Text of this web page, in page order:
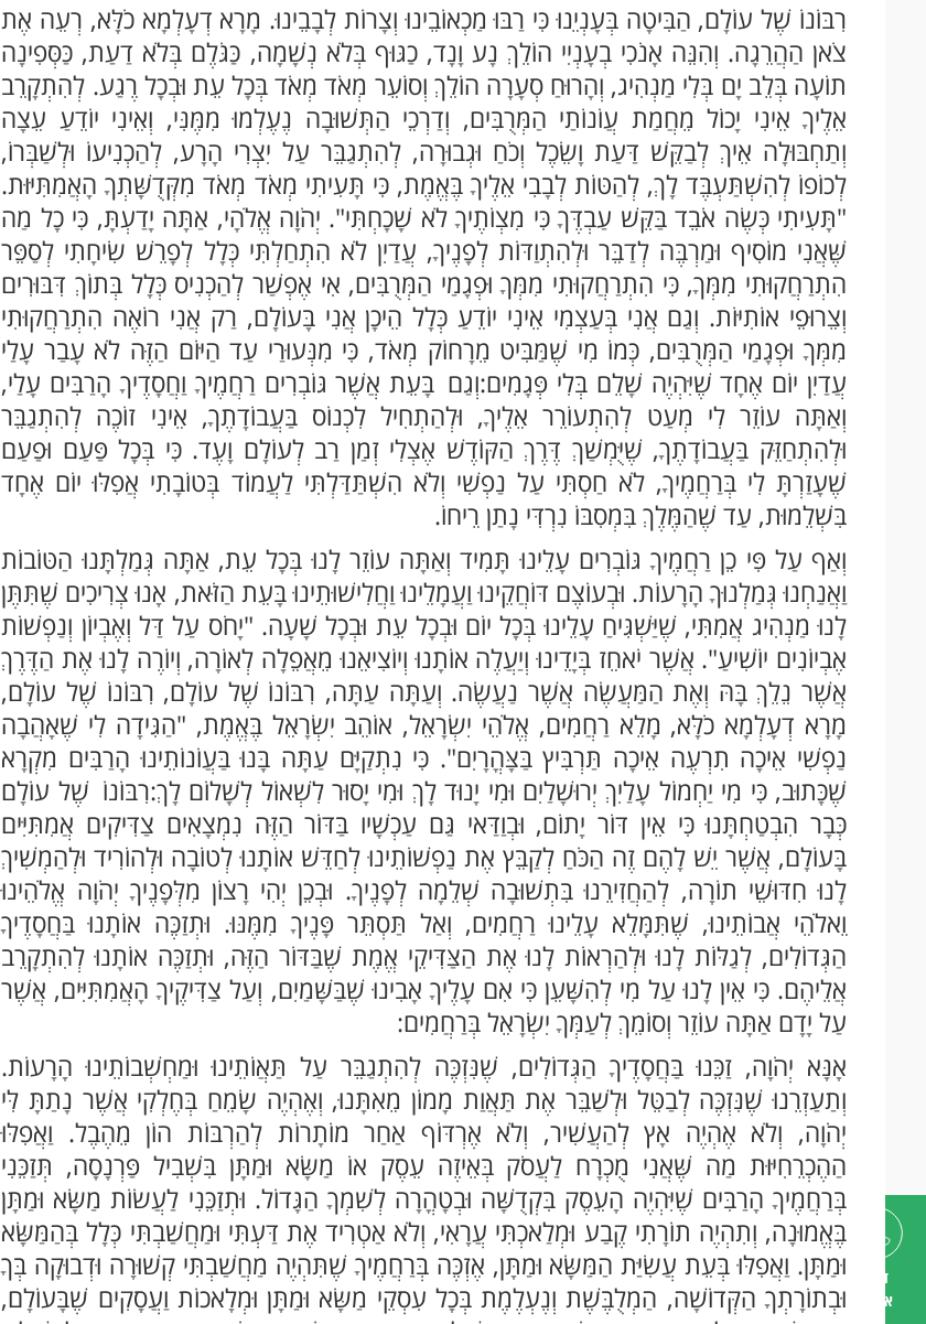
דברו
איתנו
רִבּוֹנוֹ שֶׁל עוֹלָם, הַבִּיטָה בְּעָנְיֵנוּ כִּי רַבּוּ מַכְאוֹבֵינוּ וְצָרוֹת לְבָבֵינוּ. מָרָא דְעָלְמָא כֹלָּא, רְעֵה אֶת
צֹאן הַהֲרֵגָה. וְהִנֵּה אָנֹכִי בְעָנְיִי הוֹלֵךְ נָע וָנָד, כַגּוּף בְּלֹא נְשָׁמָה, כַּגֹּלֶם בְּלֹא דַעַת, כַּסְּפִינָה
תוֹעָה בְּלֵב יָם בְּלִי מַנְהִיג, וְהָרוּחַ סְעָרָה הוֹלֵךְ וְסוֹעֵר מְאֹד מְאֹד בְּכָל עֵת וּבְכָל רֶגַע. לְהִתְקָרֵב
אֵלֶיךָ אֵינִי יָכוֹל מֵחֲמַת עֲוֹנוֹתַי הַמְּרֻבִּים, וְדַרְכֵי הַתְּשׁוּבָה נֶעֶלְמוּ מִמֶּנִּי, וְאֵינִי יוֹדֵעַ עֵצָה
וְתַחְבּוּלָה אֵיךְ לְבַקֵּשׁ דַּעַת וָשֵׂכֶל וְכֹחַ וּגְבוּרָה, לְהִתְגַבֵּר עַל יִצְרִי הָרָע, לְהַכְנִיעוֹ וּלְשַׁבְּרוֹ,
לְכוֹפוֹ לְהִשְׁתַּעְבֶּד לָךְ, לְהַטּוֹת לְבָבִי אֵלֶיךָ בֶּאֱמֶת, כִּי תָּעִיתִי מְאֹד מְאֹד מִקְּדֻשָּׁתְךָ הָאֲמִתִּיּוּת.
"תָּעִיתִי כְּשֶׂה אֹבֵד בַּקֵּשׁ עַבְדֶּךָ כִּי מִצְוֹתֶיךָ לֹא שָׁכָחְתִּי". יְהֹוָה אֱלֹהָי, אַתָּה יָדַעְתָּ, כִּי כָל מַה
שֶּׁאֲנִי מוֹסִיף וּמַרְבֶּה לְדַבֵּר וּלְהִתְוַדּוֹת לְפָנֶיךָ, עֲדַיִן לֹא הִתְחַלְתִּי כְּלָל לְפָרֵשׁ שִׂיחָתִי לְסַפֵּר
הִתְרַחֲקוּתִי מִמְּךָ, כִּי הִתְרַחֲקוּתִי מִמְּךָ וּפְגָמַי הַמְּרֻבִּים, אִי אֶפְשַׁר לְהַכְנִיס כְּלָל בְּתוֹךְ דִּבּוּרִים
וְצֵרוּפֵי אוֹתִיּוֹת. וְגַם אֲנִי בְּעַצְמִי אֵינִי יוֹדֵעַ כְּלָל הֵיכָן אֲנִי בָּעוֹלָם, רַק אֲנִי רוֹאֶה הִתְרַחֲקוּתִי
מִמְּךָ וּפְגָמַי הַמְּרֻבִּים, כְּמוֹ מִי שֶׁמַּבִּיט מֵרָחוֹק מְאֹד, כִּי מִנְּעוּרַי עַד הַיּוֹם הַזֶּה לֹא עָבַר עָלַי
עֲדַיִן יוֹם אֶחָד שֶׁיִּהְיֶה שָׁלֵם בְּלִי פְּגָמִים: וְגַם בָּעֵת אֲשֶׁר גּוֹבְרִים רַחֲמֶיךָ וַחֲסָדֶיךָ הָרַבִּים עָלַי,
וְאַתָּה עוֹזֵר לִי מְעַט לְהִתְעוֹרֵר אֵלֶיךָ, וּלְהַתְחִיל לִכְנוֹס בַּעֲבוֹדָתֶךָ, אֵינִי זוֹכֶה לְהִתְגַבֵּר
וּלְהִתְחַזֵּק בַּעֲבוֹדָתֶךָ, שֶׁיֻּמְשַׁךְ דֶּרֶךְ הַקּוֹדֶשׁ אֶצְלִי זְמַן רַב לְעוֹלָם וָעֶד. כִּי בְּכָל פַּעַם וּפַעַם
שֶׁעָזַרְתָּ לִי בְּרַחֲמֶיךָ, לֹא חַסְתִּי עַל נַפְשִׁי וְלֹא הִשְׁתַּדַּלְתִּי לַעֲמוֹד בְּטוֹבָתִי אֲפִלּוּ יוֹם אֶחָד
בִּשְׁלֵמוּת, עַד שֶׁהַמֶּלֶךְ בִּמְסִבּוֹ נִרְדִּי נָתַן רֵיחוֹ.
וְאַף עַל פִּי כֵן רַחֲמֶיךָ גּוֹבְרִים עָלֵינוּ תָּמִיד וְאַתָּה עוֹזֵר לָנוּ בְּכָל עֵת, אַתָּה גְּמַלְתָּנוּ הַטּוֹבוֹת
וַאֲנַחְנוּ גְּמַלְנוּךָ הָרָעוֹת. וּבְעוֹצֶם דּוֹחֲקֵינוּ וַעֲמָלֵינוּ וַחֲלִישׁוּתֵינוּ בָּעֵת הַזֹּאת, אָנוּ צְרִיכִים שֶׁתִּתֶּן
לָנוּ מַנְהִיג אֲמִתִּי, שֶׁיַּשְׁגִּיחַ עָלֵינוּ בְּכָל יוֹם וּבְכָל עֵת וּבְכָל שָׁעָה. "יָחֹס עַל דַּל וְאֶבְיוֹן וְנַפְשׁוֹת
אֶבְיוֹנִים יוֹשִׁיעַ". אֲשֶׁר יֹאחֵז בְּיָדֵינוּ וְיַעֲלֶה אוֹתָנוּ וְיוֹצִיאֵנוּ מֵאֲפֵלָה לְאוֹרָה, וְיוֹרֶה לָנוּ אֶת הַדֶּרֶךְ
אֲשֶׁר נֵלֵךְ בָּהּ וְאֶת הַמַּעֲשֶׂה אֲשֶׁר נַעֲשֶׂה. וְעַתָּה עַתָּה, רִבּוֹנוֹ שֶׁל עוֹלָם, רִבּוֹנוֹ שֶׁל עוֹלָם,
מָרָא דְעָלְמָא כֹלָּא, מָלֵא רַחֲמִים, אֱלֹהֵי יִשְׂרָאֵל, אוֹהֵב יִשְׂרָאֵל בֶּאֱמֶת, "הַגִּידָה לִי שֶׁאָהֲבָה
נַפְשִׁי אֵיכָה תִרְעֶה אֵיכָה תַּרְבִּיץ בַּצָּהֳרָיִם". כִּי נִתְקַיָּם עַתָּה בָּנוּ בַּעֲוֹנוֹתֵינוּ הָרַבִּים מִקְרָא
שֶׁכָּתוּב, כִּי מִי יַחְמוֹל עָלַיִךְ יְרוּשָׁלַיִם וּמִי יָנוּד לָךְ וּמִי יָסוּר לִשְׁאוֹל לְשָׁלוֹם לָךְ: רִבּוֹנוֹ שֶׁל עוֹלָם
כְּבָר הִבְטַחְתָּנוּ כִּי אֵין דּוֹר יָתוֹם, וּבְוַדַּאי גַּם עַכְשָׁיו בַּדּוֹר הַזֶּה נִמְצָאִים צַדִּיקִים אֲמִתִּיִּים
בָּעוֹלָם, אֲשֶׁר יֵשׁ לָהֶם זֶה הַכֹּחַ לְקַבֵּץ אֶת נַפְשׁוֹתֵינוּ לְחַדֵּשׁ אוֹתָנוּ לְטוֹבָה וּלְהוֹרִיד וּלְהַמְשִׁיךְ
לָנוּ חִדּוּשֵׁי תוֹרָה, לְהַחֲזִירֵנוּ בִּתְשׁוּבָה שְׁלֵמָה לְפָנֶיךָ. וּבְכֵן יְהִי רָצוֹן מִלְּפָנֶיךָ יְהֹוָה אֱלֹהֵינוּ
וֵאלֹהֵי אֲבוֹתֵינוּ, שֶׁתִּמָּלֵא עָלֵינוּ רַחֲמִים, וְאַל תַּסְתֵּר פָּנֶיךָ מִמֶּנּוּ. וּתְזַכֶּה אוֹתָנוּ בַּחֲסָדֶיךָ
הַגְּדוֹלִים, לְגַלּוֹת לָנוּ וּלְהַרְאוֹת לָנוּ אֶת הַצַּדִּיקֵי אֱמֶת שֶׁבַּדּוֹר הַזֶּה, וּתְזַכֶּה אוֹתָנוּ לְהִתְקָרֵב
אֲלֵיהֶם. כִּי אֵין לָנוּ עַל מִי לְהִשָּׁעֵן כִּי אִם עָלֶיךָ אָבִינוּ שֶׁבַּשָּׁמַיִם, וְעַל צַדִּיקֶיךָ הָאֲמִתִּיִּים, אֲשֶׁר
עַל יָדָם אַתָּה עוֹזֵר וְסוֹמֵךְ לְעַמְּךָ יִשְׂרָאֵל בְּרַחֲמִים:
אָנָּא יְהֹוָה, זַכֵּנוּ בַּחֲסָדֶיךָ הַגְּדוֹלִים, שֶׁנִּזְכֶּה לְהִתְגַבֵּר עַל תַּאֲוֹתֵינוּ וּמַחְשְׁבוֹתֵינוּ הָרָעוֹת.
וְתַעַזְרֵנוּ שֶׁנִּזְכֶּה לְבַטֵּל וּלְשַׁבֵּר אֶת תַּאֲוַת מָמוֹן מֵאִתָּנוּ, וְאֶהְיֶה שָׂמֵחַ בְּחֶלְקִי אֲשֶׁר נָתַתָּ לִּי
יְהֹוָה, וְלֹא אֶהְיֶה אָץ לְהַעֲשִׁיר, וְלֹא אֶרְדּוֹף אַחַר מוֹתָרוֹת לְהַרְבּוֹת הוֹן מֵהֶבֶל. וַאֲפִלּוּ
הַהֶכְרֵחִיּוּת מַה שֶּׁאֲנִי מֻכְרָח לַעֲסֹק בְּאֵיזֶה עֵסֶק אוֹ מַשָּׂא וּמַתָּן בִּשְׁבִיל פַּרְנָסָה, תְּזַכֵּנִי
בְּרַחֲמֶיךָ הָרַבִּים שֶׁיִּהְיֶה הָעֵסֶק בִּקְדֻשָּׁה וּבְטָהֳרָה לְשִׁמְךָ הַגָּדוֹל. וּתְזַכֵּנִי לַעֲשׂוֹת מַשָּׂא וּמַתָּן
בֶּאֱמוּנָה, וְתִהְיֶה תוֹרָתִי קֶבַע וּמְלַאכְתִּי עֲרָאִי, וְלֹא אַטְרִיד אֶת דַּעְתִּי וּמַחֲשַׁבְתִּי כְּלָל בְּהַמַּשָּׂא
וּמַתָּן. וַאֲפִלּוּ בְּעֵת עֲשִׂיַּת הַמַּשָּׂא וּמַתָּן, אֶזְכֶּה בְּרַחֲמֶיךָ שֶׁתִּהְיֶה מַחֲשַׁבְתִּי קְשׁוּרָה וּדְבוּקָה בְּךָ
וּבְתוֹרָתְךָ הַקְּדוֹשָׁה, הַמְלֻבֶּשֶׁת וְנֶעְלֶמֶת בְּכָל עִסְקֵי מַשָּׂא וּמַתָּן וּמְלָאכוֹת וַעֲסָקִים שֶׁבָּעוֹלָם,